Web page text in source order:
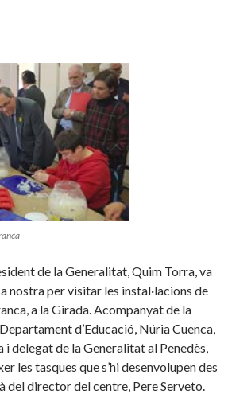
de la Generalitat, Quim Torra, va
nostra per visitar les instal·lacions de
a la Girada. Acompanyat de la
d’Educació, Núria Cuenca,
i delegat de la Generalitat al Penedès,
les tasques que s’hi desenvolupen des
del director del centre, Pere Serveto.